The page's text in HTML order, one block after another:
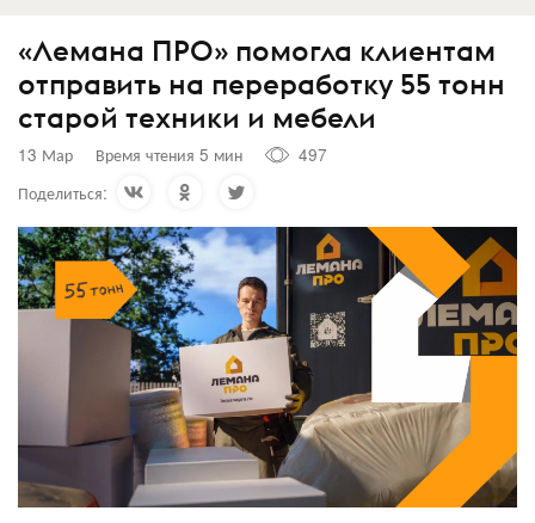
«Лемана ПРО» помогла клиентам
отправить на переработку 55 тонн
старой техники и мебели
13 Мар Время чтения 5 мин
497
Поделиться: